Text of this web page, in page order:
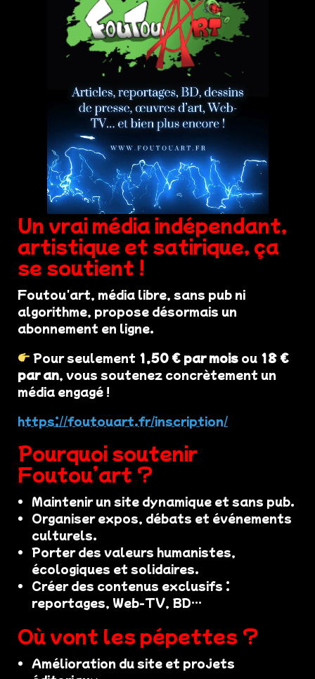
Un vrai média indépendant,
artistique et satirique, ça
se soutient !
Foutou'art, média libre, sans pub ni
algorithme, propose désormais un
abonnement en ligne.
Pour seulement 1,50 € par mois ou 18 €
par an, vous soutenez concrètement un
média engagé !
https://foutouart.fr/inscription/
Pourquoi soutenir
Foutou’art ?
Maintenir un site dynamique et sans pub.
Organiser expos, débats et événements
culturels.
Porter des valeurs humanistes,
écologiques et solidaires.
Créer des contenus exclusifs :
reportages, Web-TV, BD…
Où vont les pépettes ?
Amélioration du site et projets